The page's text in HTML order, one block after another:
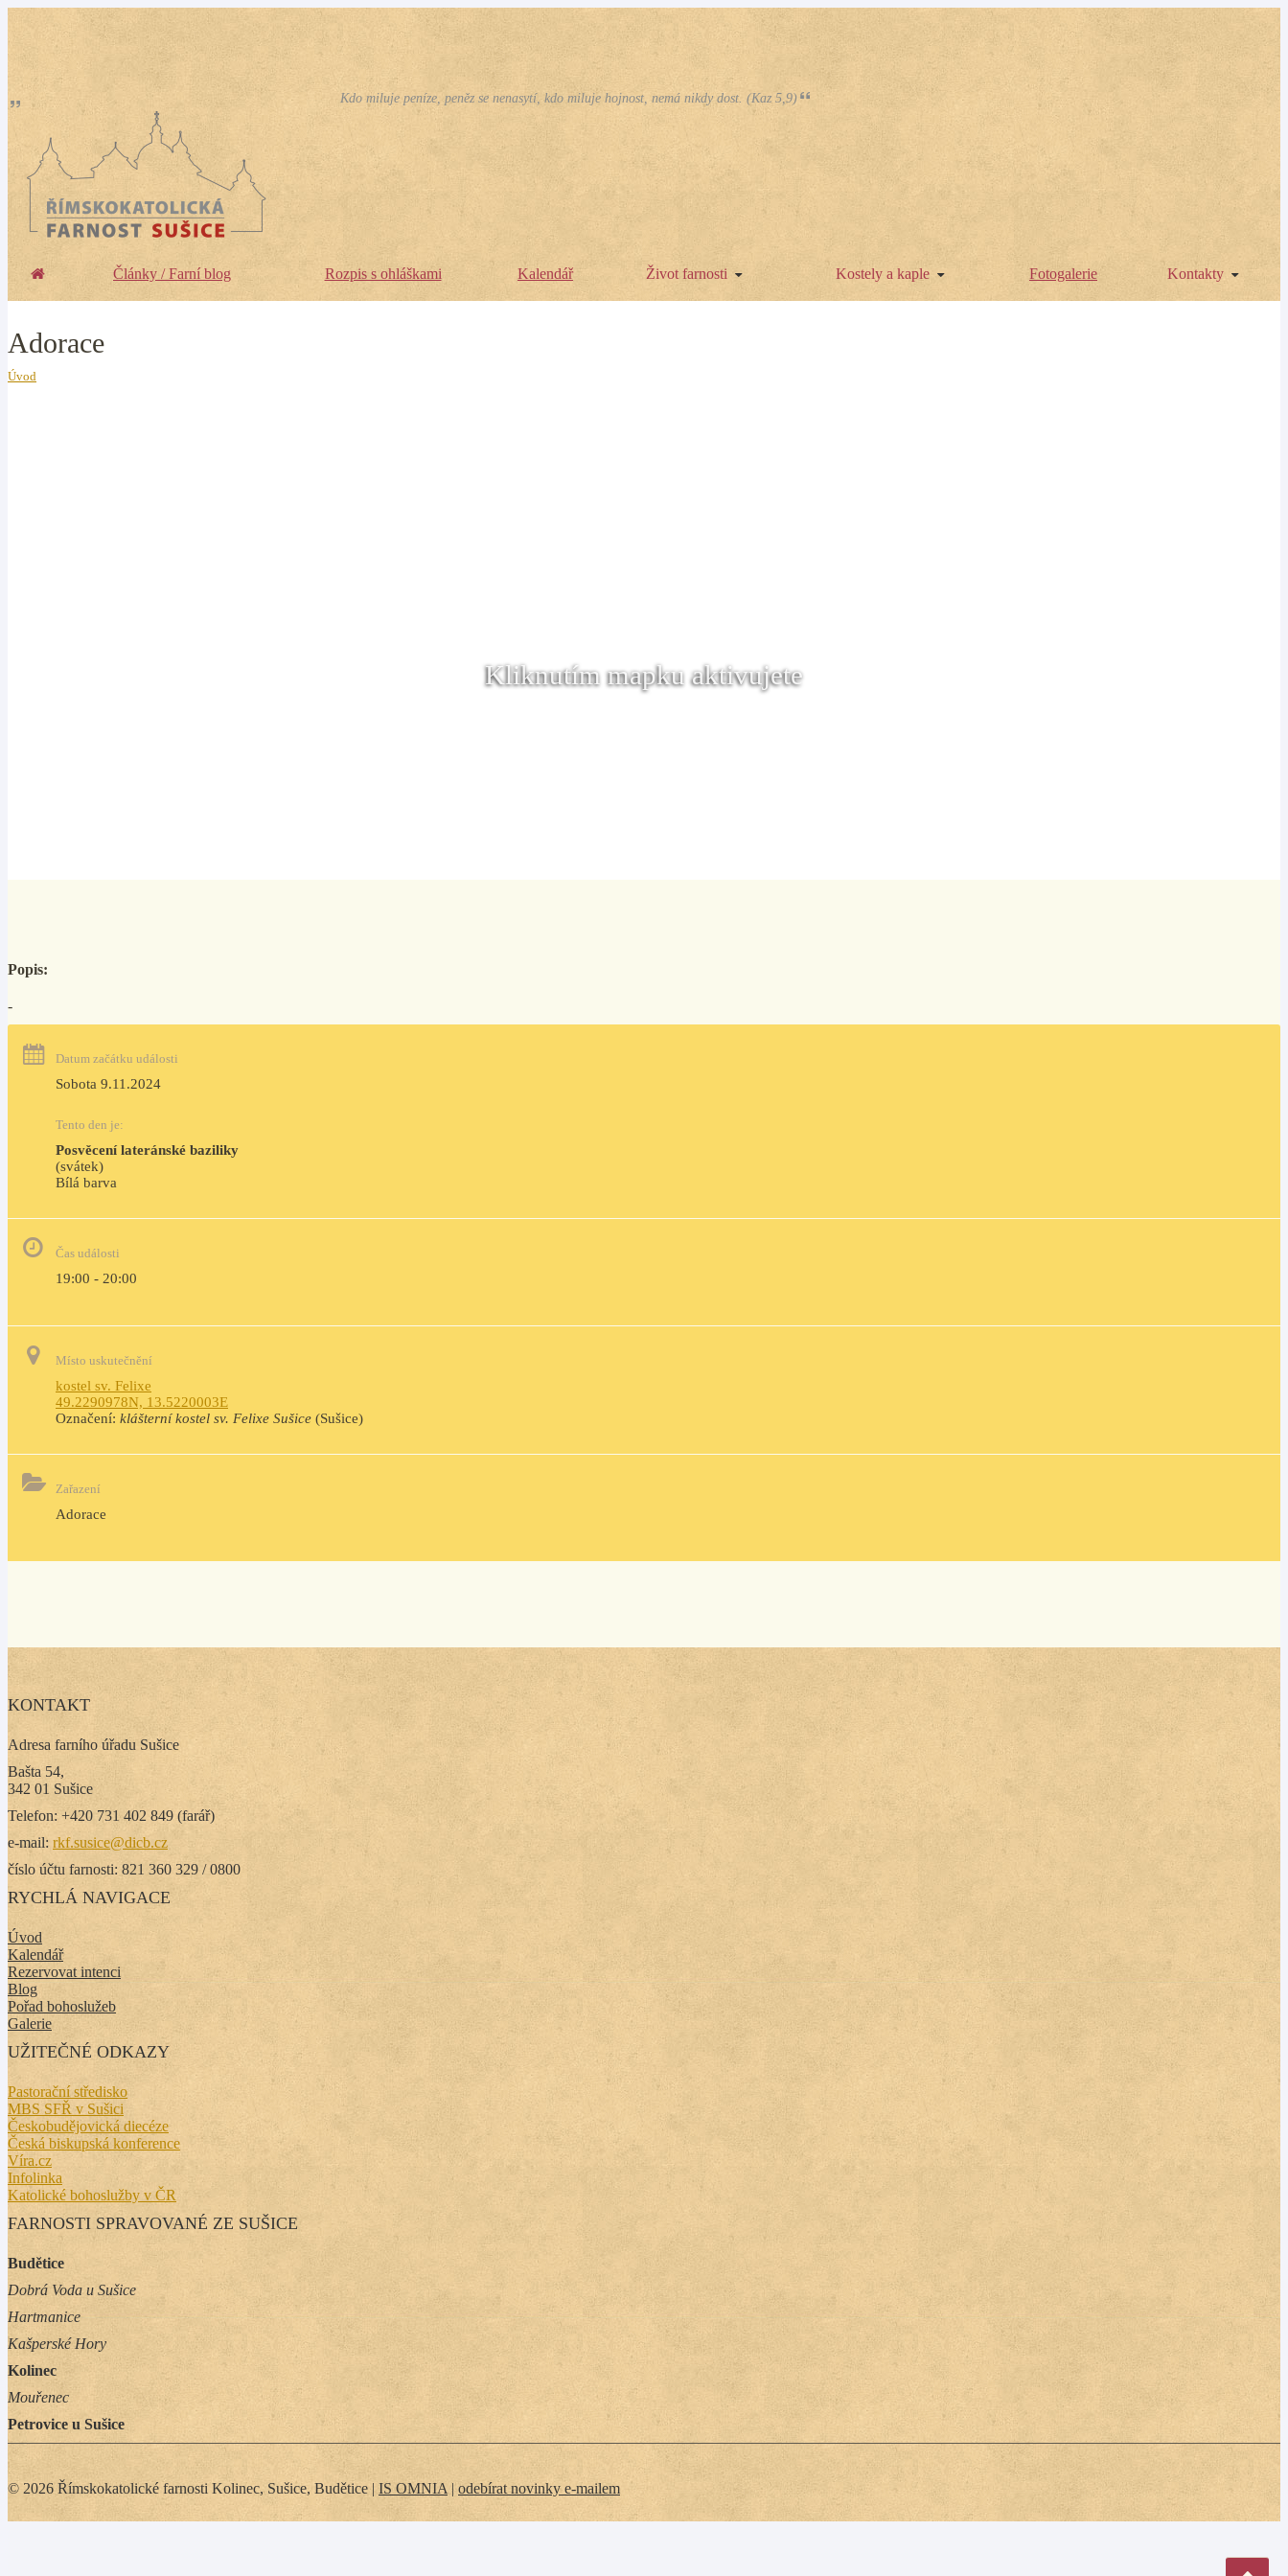
Kdo miluje peníze, peněz se nenasytí, kdo miluje hojnost, nemá nikdy dost. (Kaz 5,9)
Články / Farní blog Rozpis s ohláškami Kalendář Život farnosti Kostely a kaple Fotogalerie Kontakty
Adorace
Úvod
Kliknutím mapku aktivujete
Popis:
-
Datum začátku události
Sobota 9.11.2024
Tento den je:
Posvěcení lateránské baziliky
(svátek)
Bílá barva
Čas události
19:00 - 20:00
Místo uskutečnění
kostel sv. Felixe
49.2290978N, 13.5220003E
Označení: klášterní kostel sv. Felixe Sušice (Sušice)
Zařazení
Adorace
KONTAKT
Adresa farního úřadu Sušice
Bašta 54,
342 01 Sušice
Telefon: +420 731 402 849 (farář)
e-mail: rkf.susice@dicb.cz
číslo účtu farnosti: 821 360 329 / 0800
RYCHLÁ NAVIGACE
Úvod
Kalendář
Rezervovat intenci
Blog
Pořad bohoslužeb
Galerie
UŽITEČNÉ ODKAZY
Pastorační středisko
MBS SFŘ v Sušici
Českobudějovická diecéze
Česká biskupská konference
Víra.cz
Infolinka
Katolické bohoslužby v ČR
FARNOSTI SPRAVOVANÉ ZE SUŠICE
Budětice
Dobrá Voda u Sušice
Hartmanice
Kašperské Hory
Kolinec
Mouřenec
Petrovice u Sušice
© 2026 Římskokatolické farnosti Kolinec, Sušice, Budětice | IS OMNIA | odebírat novinky e-mailem